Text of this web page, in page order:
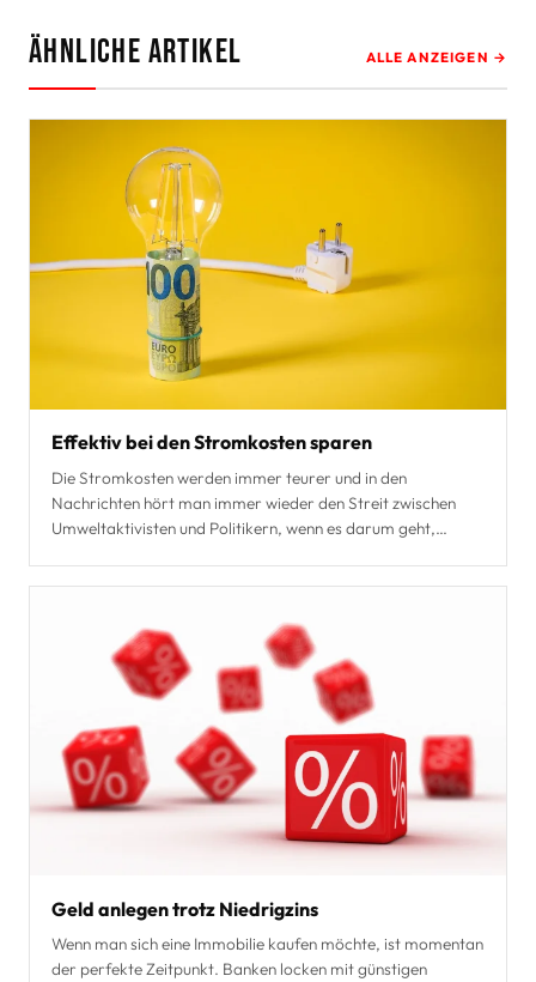
Ähnliche Artikel ALLE ANZEIGEN →
Effektiv bei den Stromkosten sparen
Die Stromkosten werden immer teurer und in den
Nachrichten hört man immer wieder den Streit zwischen
Umweltaktivisten und Politikern, wenn es darum geht,
Geld anlegen trotz Niedrigzins
Wenn man sich eine Immobilie kaufen möchte, ist momentan
der perfekte Zeitpunkt. Banken locken mit günstigen